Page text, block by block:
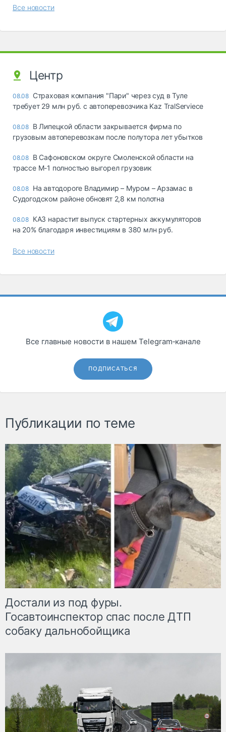
Все новости
Центр
08.08 Страховая компания "Пари" через суд в Туле
требует 29 млн руб. с автоперевозчика Kaz TralServiece
08.08 В Липецкой области закрывается фирма по
грузовым автоперевозкам после полутора лет убытков
08.08 В Сафоновском округе Смоленской области на
трассе М-1 полностью выгорел грузовик
08.08 На автодороге Владимир – Муром – Арзамас в
Судогодском районе обновят 2,8 км полотна
08.08 КАЗ нарастит выпуск стартерных аккумуляторов
на 20% благодаря инвестициям в 380 млн руб.
Все новости
Все главные новости в нашем Telegram‑канале
ПОДПИСАТЬСЯ
Публикации по теме
Достали из под фуры.
Госавтоинспектор спас после ДТП
собаку дальнобойщика